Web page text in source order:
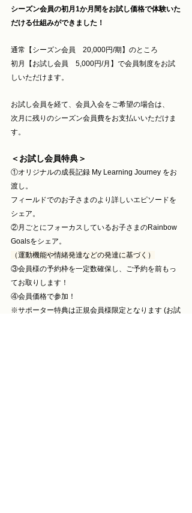
シーズン会員の初月1か月間をお試し価格で体験いた
だける仕組みができました！
通常【シーズン会員　20,000円/期】のところ
初月【お試し会員　5,000円/月】で会員制度をお試
しいただけます。
お試し会員を経て、会員入会をご希望の場合は、
次月に残りのシーズン会員費をお支払いいただけま
す。
＜お試し会員特典＞
①オリジナルの成長記録 My Learning Journey をお
渡し。
フィールドでのお子さまのより詳しいエピソードを
シェア。
②月ごとにフォーカスしているお子さまのRainbow
Goalsをシェア。
（運動機能や情緒発達などの発達に基づく）
③会員様の予約枠を一定数確保し、ご予約を前もっ
てお取りします！
④会員価格で参加！
※サポーター特典は正規会員様限定となります (お試